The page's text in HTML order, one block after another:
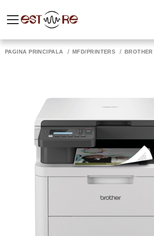
PAGINA PRINCIPALĂ MFD/PRINTERS BROTHER